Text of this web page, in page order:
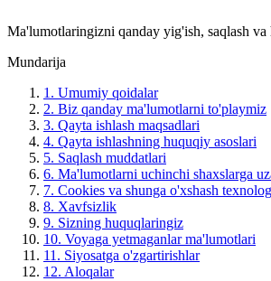
Ma'lumotlaringizni qanday yig'ish, saqlash
Mundarija
1. Umumiy qoidalar
2. Biz qanday ma'lumotlarni to'playmiz
3. Qayta ishlash maqsadlari
4. Qayta ishlashning huquqiy asoslari
5. Saqlash muddatlari
6. Ma'lumotlarni uchinchi shaxslarga
7. Cookies va shunga o'xshash
8. Xavfsizlik
9. Sizning huquqlaringiz
10. Voyaga yetmaganlar ma'lumotlari
11. Siyosatga o'zgartirishlar
12. Aloqalar